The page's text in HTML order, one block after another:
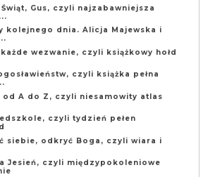
Świąt, Gus, czyli najzabawniejsza
kolejnego dnia. Alicja Majewska i
każde wezwanie, czyli książkowy hołd
czyli książka pełna
od A do Z, czyli niesamowity atlas
czyli tydzień pełen
siebie, odkryć Boga, czyli wiara i
Jesień, czyli międzypokoleniowe